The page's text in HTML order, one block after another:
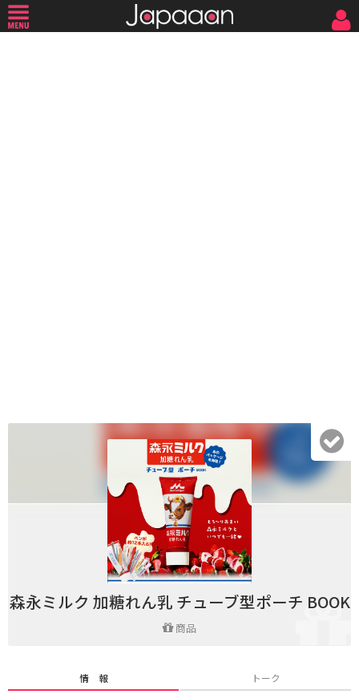
森永ミルク 加糖れん乳 チューブ型ポーチ BOOK
商品
情 報 トーク